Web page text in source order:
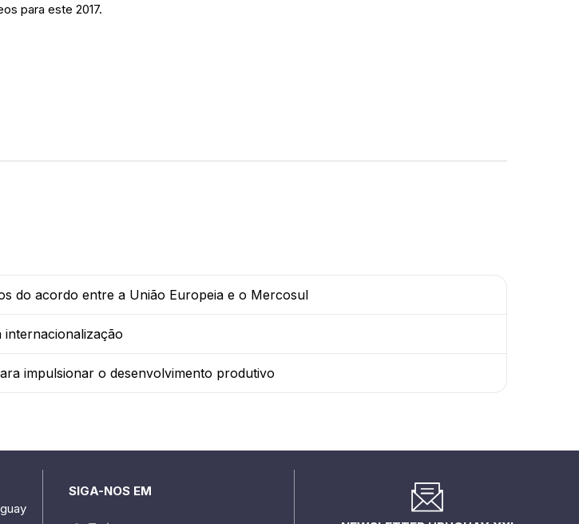
para este 2017.
do acordo entre a União Europeia e o Mercosul
impulsionar o desenvolvimento produtivo
SIGA-NOS EM